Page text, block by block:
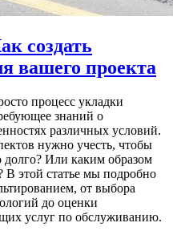
создать
вашего проекта
процесс укладки
знаний о
различных условий.
нужно учесть, чтобы
Или каким образом
В этой статье мы подробно
от выбора
до оценки
услуг по обслуживанию.